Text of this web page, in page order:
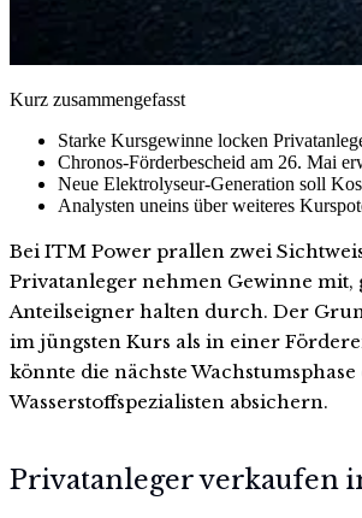
Kurz zusammengefasst
Starke Kursgewinne locken
Chronos-Förderbescheid am 26. Mai
Neue Elektrolyseur-Generation soll
Analysten uneins über weiteres
Bei ITM Power prallen zwei
Privatanleger nehmen Gewinne mit,
Anteilseigner halten durch. Der
im jüngsten Kurs als in einer
könnte die nächste Wachstumsphase
Wasserstoffspezialisten absichern.
Privatanleger verkaufen